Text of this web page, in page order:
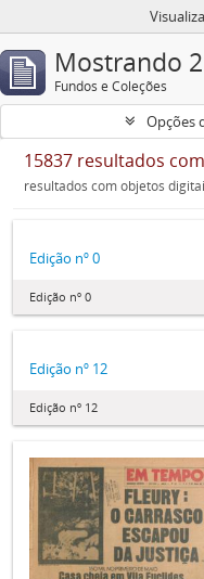
Mostrando
Fundos e Coleções
Opções
15837 resultados
resultados com objetos
Edição nº 0
Edição nº 0
Edição nº 12
Edição nº 12